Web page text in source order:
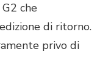
che
di ritorno.
privo di